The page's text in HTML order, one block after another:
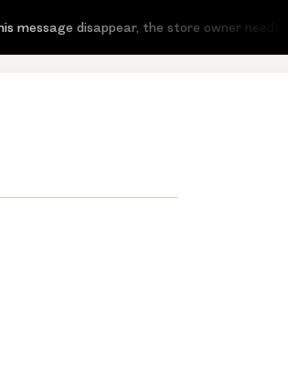
disappear, the store owner needs